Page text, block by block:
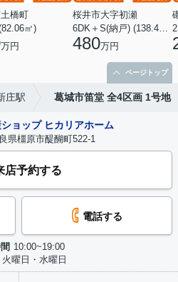
橋町
㎡)
万円
桜井市大字初瀬
480万円
庄駅 葛城市笛堂 全4区画 1号地
ョップ ヒカリアホーム
県橿原市醍醐町522-1
店予約する
電話する
10:00~19:00
火曜日・水曜日
ページトップ